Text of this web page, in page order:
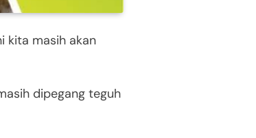
kita masih akan
dipegang teguh